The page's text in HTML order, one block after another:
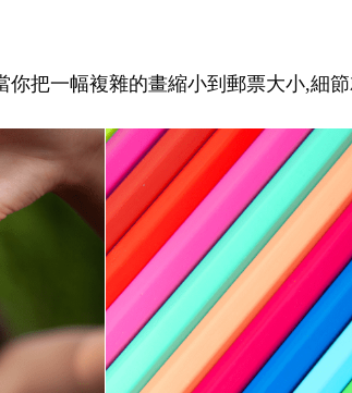
把一幅複雜的畫縮小到郵票大小,細